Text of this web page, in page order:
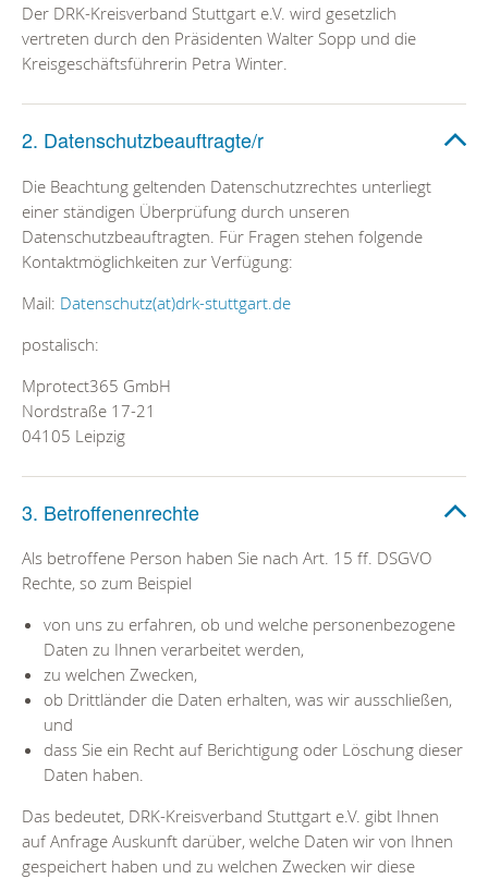
Der DRK-Kreisverband Stuttgart e.V. wird gesetzlich
vertreten durch den Präsidenten Walter Sopp und die
Kreisgeschäftsführerin Petra Winter.
2. Datenschutzbeauftragte/r
Die Beachtung geltenden Datenschutzrechtes unterliegt
einer ständigen Überprüfung durch unseren
Datenschutzbeauftragten. Für Fragen stehen folgende
Kontaktmöglichkeiten zur Verfügung:
Mail: Datenschutz(at)drk-stuttgart.de
postalisch:
Mprotect365 GmbH
Nordstraße 17-21
04105 Leipzig
3. Betroffenenrechte
Als betroffene Person haben Sie nach Art. 15 ff. DSGVO
Rechte, so zum Beispiel
von uns zu erfahren, ob und welche personenbezogene
Daten zu Ihnen verarbeitet werden,
zu welchen Zwecken,
ob Drittländer die Daten erhalten, was wir ausschließen,
und
dass Sie ein Recht auf Berichtigung oder Löschung dieser
Daten haben.
Das bedeutet, DRK-Kreisverband Stuttgart e.V. gibt Ihnen
auf Anfrage Auskunft darüber, welche Daten wir von Ihnen
gespeichert haben und zu welchen Zwecken wir diese